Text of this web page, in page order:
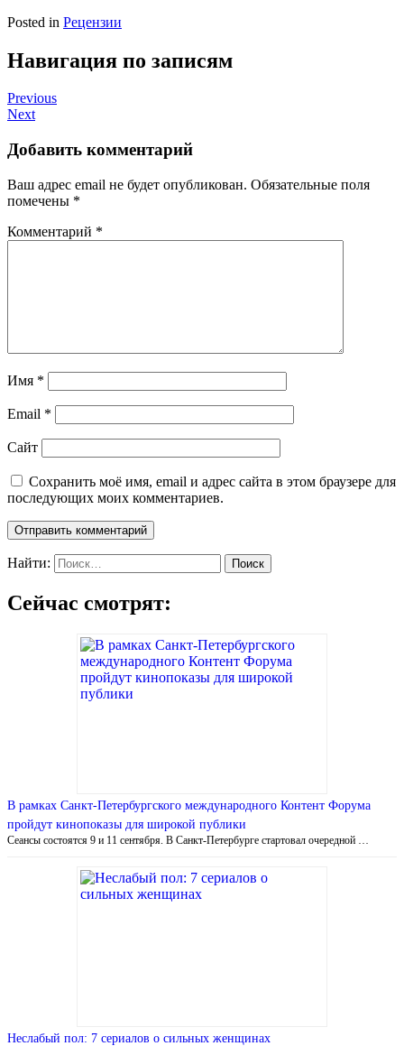
Posted in Рецензии
Навигация по записям
Previous
Next
Добавить комментарий
Ваш адрес email не будет опубликован. Обязательные поля
помечены *
Комментарий *
Имя *
Email *
Сайт
Сохранить моё имя, email и адрес сайта в этом браузере для
последующих моих комментариев.
Найти:
Сейчас смотрят:
В рамках Санкт-Петербургского международного Контент Форума
пройдут кинопоказы для широкой публики
Сеансы состоятся 9 и 11 сентября. В Санкт-Петербурге стартовал очередной …
Неслабый пол: 7 сериалов о сильных женщинах